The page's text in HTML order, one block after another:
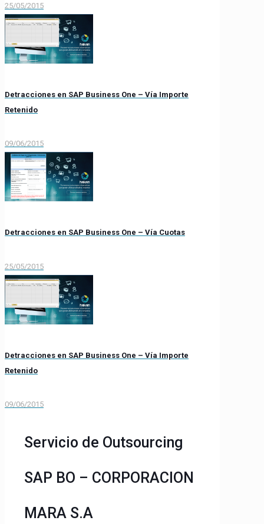
25/05/2015
Detracciones en SAP Business One – Vía Importe
Retenido
09/06/2015
Detracciones en SAP Business One – Vía Cuotas
25/05/2015
Detracciones en SAP Business One – Vía Importe
Retenido
09/06/2015
Servicio de Outsourcing
SAP BO – CORPORACION
MARA S.A